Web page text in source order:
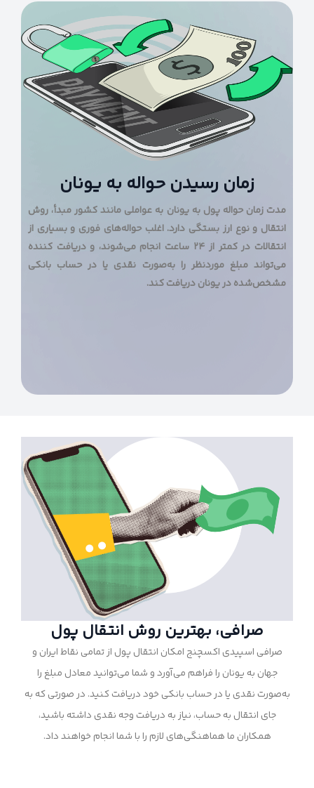
زمان رسیدن حواله به یونان
مدت زمان حواله پول به یونان به عواملی مانند کشور مبدأ، روش
انتقال و نوع ارز بستگی دارد. اغلب حواله‌های فوری و بسیاری از
انتقالات در کمتر از ۲۴ ساعت انجام می‌شوند، و دریافت کننده
می‌تواند مبلغ موردنظر را به‌صورت نقدی یا در حساب بانکی
مشخص‌شده در یونان دریافت کند.
صرافی، بهترین روش انتقال پول
صرافی اسپیدی اکسچنج امکان انتقال پول از تمامی نقاط ایران و
جهان به یونان را فراهم می‌آورد و شما می‌توانید معادل مبلغ را
به‌صورت نقدی یا در حساب بانکی خود دریافت کنید. در صورتی که به
جای انتقال به حساب، نیاز به دریافت وجه نقدی داشته باشید،
همکاران ما هماهنگی‌های لازم را با شما انجام خواهند داد.